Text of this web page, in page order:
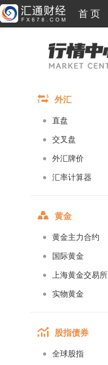
首 页
外汇
直盘
交叉盘
外汇牌价
汇率计算器
黄金
黄金主力合约
国际黄金
上海黄金交易所
实物黄金
股指债券
全球股指